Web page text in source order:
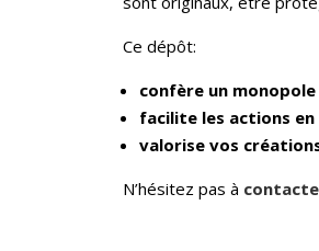
Ce dépôt:
confère un monopole
facilite les actions
valorise vos
N’hésitez pas à